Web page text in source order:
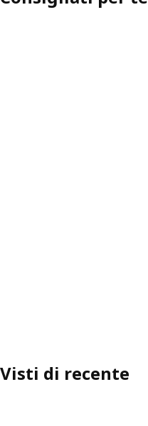
Visti di recente